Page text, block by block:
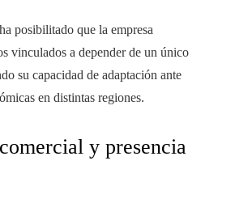
posibilitado que la empresa
vinculados a depender de un único
su capacidad de adaptación ante
en distintas regiones.
y presencia